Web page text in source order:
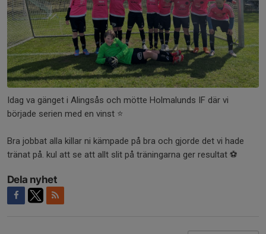
Idag va gänget i Alingsås och mötte Holmalunds IF där vi
började serien med en vinst ⭐️
Bra jobbat alla killar ni kämpade på bra och gjorde det vi hade
tränat på. kul att se att allt slit på träningarna ger resultat ⚽️
Dela nyhet